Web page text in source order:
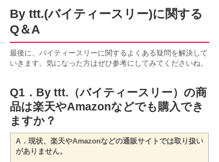
By ttt.(バイティースリー)に関する
Q＆A
最後に、バイティースリーに関するよくある疑問を解決して
いきます。気になった方はぜひ参考にしてみてくださいね。
Q1．By ttt.（バイティースリー）の商
品は楽天やAmazonなどでも購入でき
ますか？
A．現状、楽天やAmazonなどの通販サイトでは取り扱い
がありません。